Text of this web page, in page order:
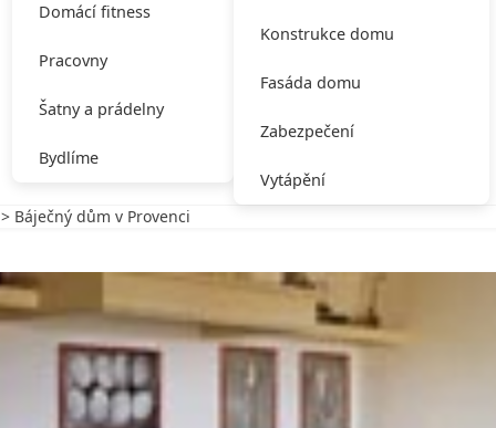
Domácí fitness
Pracovny
Šatny a prádelny
Bydlíme
Konstrukce domu
Fasáda domu
Zabezpečení
Vytápění
> Báječný dům v Provenci